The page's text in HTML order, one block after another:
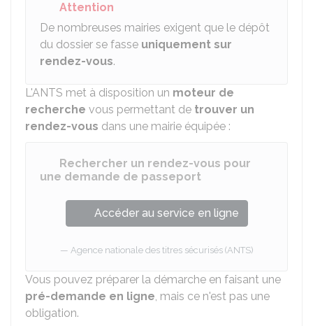
Attention
De nombreuses mairies exigent que le dépôt
du dossier se fasse uniquement sur
rendez-vous.
L'ANTS met à disposition un moteur de
recherche vous permettant de trouver un
rendez-vous dans une mairie équipée :
Rechercher un rendez-vous pour
une demande de passeport
Accéder au service en ligne
Agence nationale des titres sécurisés (ANTS)
Vous pouvez préparer la démarche en faisant une
pré-demande en ligne, mais ce n'est pas une
obligation.